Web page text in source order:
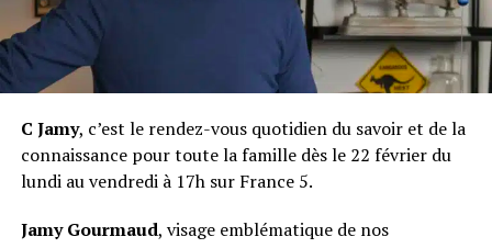
C Jamy, c’est le rendez-vous quotidien du savoir et de la
connaissance pour toute la famille dès le 22 février du
lundi au vendredi à 17h sur France 5.
Jamy Gourmaud, visage emblématique de nos